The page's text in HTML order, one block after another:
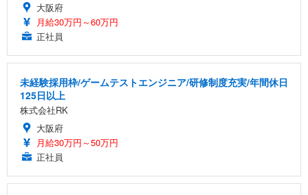
大阪府
月給30万円～60万円
正社員
未経験採用枠/ゲームテストエンジニア/研修制度充実/年間休日
125日以上
株式会社RK
大阪府
月給30万円～50万円
正社員